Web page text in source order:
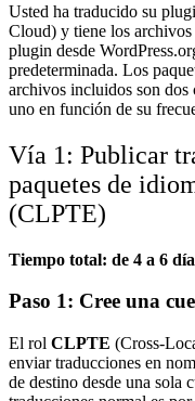
Usted ha traducido su
Cloud) y tiene los archivos
plugin desde
predeterminada. Los
archivos incluidos son dos
uno en función de su
Vía 1: Publicar
paquetes de
(CLPTE)
Tiempo total: de 4 a 6
Paso 1: Cree una
El rol CLPTE (Cross-
enviar traducciones en
de destino desde una sola